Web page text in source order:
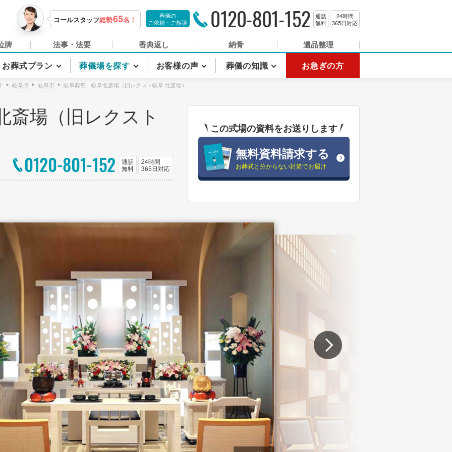
コールスタッフ総勢65名！
葬儀の
ご依頼・ご相談
0120-801-152
通話
無料
24時間
365日対応
牌 法事・法要 香典返し 納骨 遺品整理
お葬式プラン 葬儀場を探す お客様の声 葬儀の知識 お急ぎの方
岐阜県 岐阜市 岐阜葬祭 岐阜北斎場（旧レクスト岐阜 北斎場）
場（旧レクスト
0120-801-152
通話
無料
24時間
365日対応
この式場の資料をお送りします
無料資料請求する
お葬式と分からない封筒でお届け